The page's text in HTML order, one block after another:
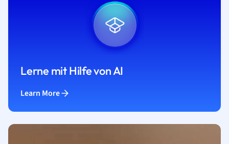
Lerne mit Hilfe von AI
Learn More